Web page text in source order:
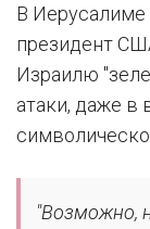
В Иерусалиме
президент
Израилю
атаки, даже в
"Возможно,